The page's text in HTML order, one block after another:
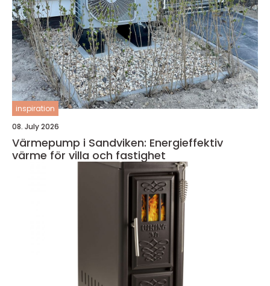
inspiration
08. July 2026
Värmepump i Sandviken: Energieffektiv
värme för villa och fastighet